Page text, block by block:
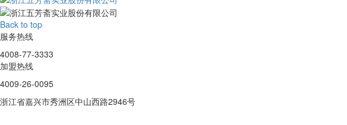
Back to top
服务热线
4008-77-3333
加盟热线
4009-26-0095
浙江省嘉兴市秀洲区中山西路2946号